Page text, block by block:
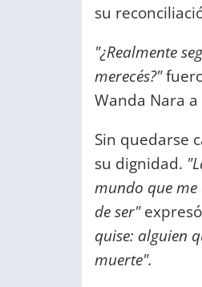
su
"¿Realmente
merecés?"
Wanda Nara
Sin quedarse
su dignidad.
mundo que
de ser"expresó
quise: alguien
muerte".